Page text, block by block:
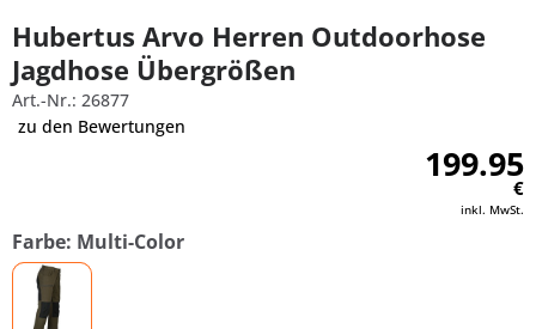
Hubertus Arvo Herren Outdoorhose
Jagdhose Übergrößen
Art.-Nr.: 26877
zu den Bewertungen
199.95
€
inkl. MwSt.
Farbe: Multi-Color